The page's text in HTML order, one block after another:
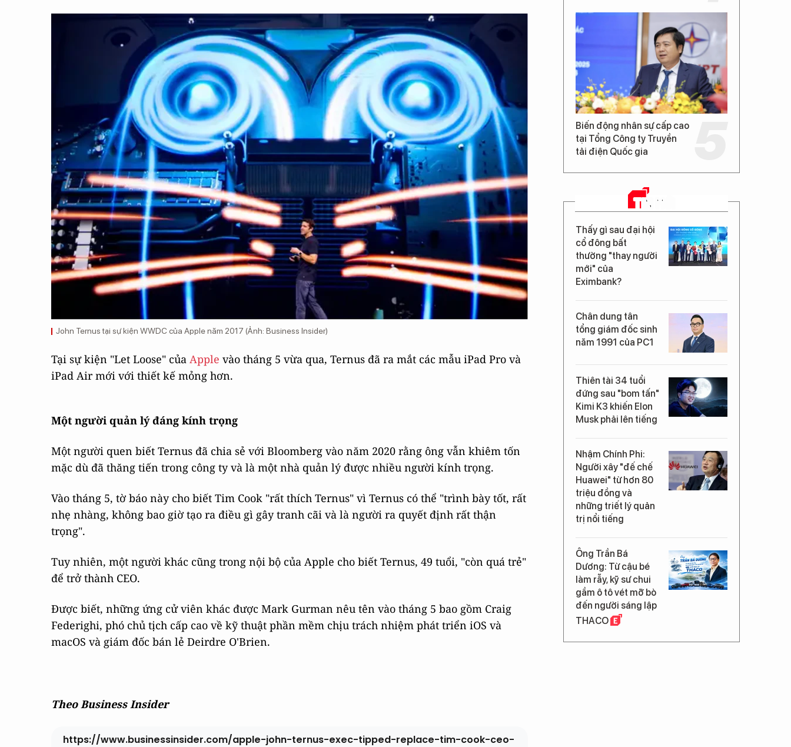
John Ternus tại sự kiện WWDC của Apple năm 2017 (Ảnh: Business Insider)
Tại sự kiện "Let Loose" của Apple vào tháng 5 vừa qua, Ternus đã ra mắt các mẫu iPad Pro và
iPad Air mới với thiết kế mỏng hơn.
Một người quản lý đáng kính trọng
Một người quen biết Ternus đã chia sẻ với Bloomberg vào năm 2020 rằng ông vẫn khiêm tốn
mặc dù đã thăng tiến trong công ty và là một nhà quản lý được nhiều người kính trọng.
Vào tháng 5, tờ báo này cho biết Tim Cook "rất thích Ternus" vì Ternus có thể "trình bày tốt, rất
nhẹ nhàng, không bao giờ tạo ra điều gì gây tranh cãi và là người ra quyết định rất thận
trọng".
Tuy nhiên, một người khác cũng trong nội bộ của Apple cho biết Ternus, 49 tuổi, "còn quá trẻ"
để trở thành CEO.
Được biết, những ứng cử viên khác được Mark Gurman nêu tên vào tháng 5 bao gồm Craig
Federighi, phó chủ tịch cấp cao về kỹ thuật phần mềm chịu trách nhiệm phát triển iOS và
macOS và giám đốc bán lẻ Deirdre O'Brien.
Theo Business Insider
https://www.businessinsider.com/apple-john-ternus-exec-tipped-replace-tim-cook-ceo-
Biến động nhân sự cấp cao
tại Tổng Công ty Truyền
tải điện Quốc gia
TIN MỚI
Thấy gì sau đại hội
cổ đông bất
thường "thay người
mới" của
Eximbank?
Chân dung tân
tổng giám đốc sinh
năm 1991 của PC1
Thiên tài 34 tuổi
đứng sau "bom tấn"
Kimi K3 khiến Elon
Musk phải lên tiếng
Nhậm Chính Phi:
Người xây "đế chế
Huawei" từ hơn 80
triệu đồng và
những triết lý quản
trị nổi tiếng
Ông Trần Bá
Dương: Từ cậu bé
làm rẫy, kỹ sư chui
gầm ô tô vét mỡ bò
đến người sáng lập
THACO